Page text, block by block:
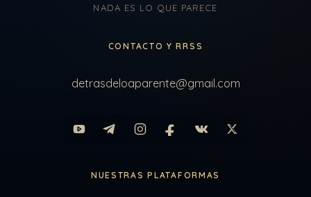
NADA ES LO QUE PARECE
CONTACTO Y RRSS
detrasdeloaparente@gmail.com
NUESTRAS PLATAFORMAS